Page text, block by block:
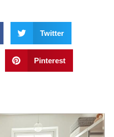
Twitter
Pinterest